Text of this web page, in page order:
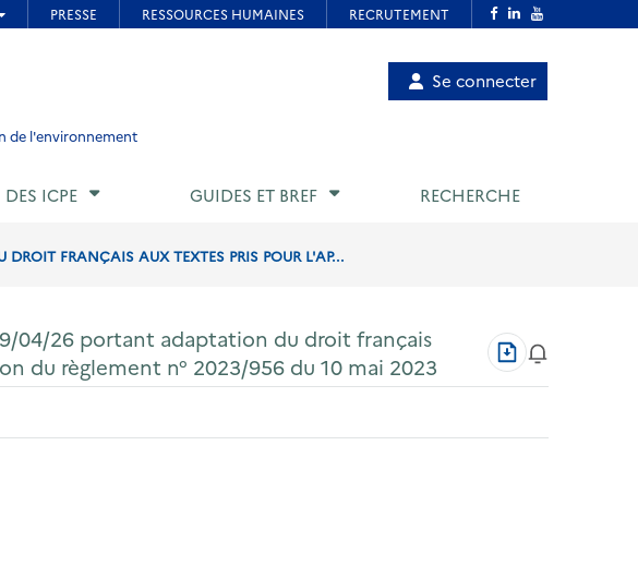
de l'environnement
Menu
utilisateur
Se connecter
ICPE GUIDES ET BREF RECHERCHE
FRANÇAIS AUX TEXTES PRIS POUR L'AP...
04/26 portant adaptation du droit français
du règlement n° 2023/956 du 10 mai 2023
Télécharger
au
format